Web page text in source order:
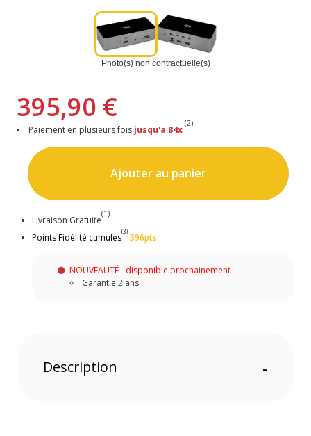
Photo(s) non contractuelle(s)
395,90 €
Paiement en plusieurs fois jusqu'a 84x
(2)
Ajouter au panier
Livraison Gratuite
(1)
Points Fidélité cumulés
(3)
396pts
NOUVEAUTÉ - disponible prochainement
Garantie 2 ans
Description -